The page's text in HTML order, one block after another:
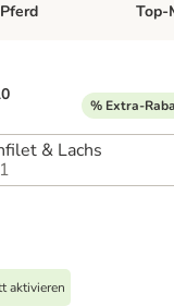
Menü öffnen:
Pferd Top-
% Extra-
& Lachs
aktivieren